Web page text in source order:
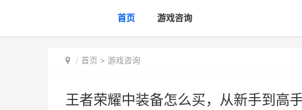
首页 游戏咨询
首页 > 游戏咨询
王者荣耀中装备怎么买，从新手到高